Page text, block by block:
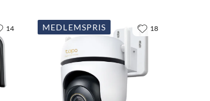
14 MEDLEMSPRIS 18